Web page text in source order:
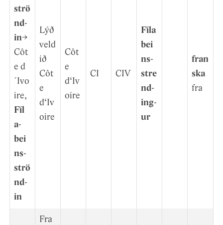
strö
nd­
in→
Côt
e d
´Ivo
ire,
Fíl
a­
bei
ns­
strö
nd­
in
Lýð
veld
ið
Côt
e
d‘Iv
oire
Côt
e
d‘Iv
oire
CI CIV
Fíla
bei
ns­
stre
nd­
ing­
ur
fran
ska
fra
Fra